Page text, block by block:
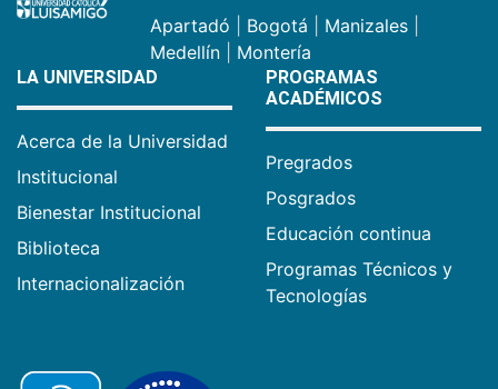
Apartadó Bogotá Manizales
Medellín
Montería
LA UNIVERSIDAD
Acerca de la Universidad
Institucional
Bienestar Institucional
Biblioteca
Internacionalización
PROGRAMAS
ACADÉMICOS
Pregrados
Posgrados
Educación continua
Programas Técnicos y
Tecnologías